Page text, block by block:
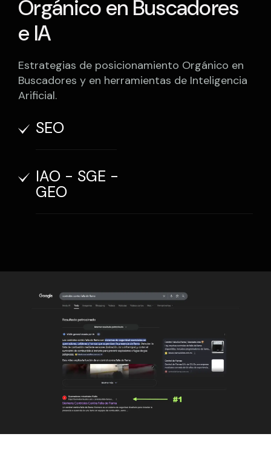
Orgánico en Buscadores
e IA
Estrategias de posicionamiento Orgánico en
Buscadores y en herramientas de Inteligencia
Arificial.
SEO
IAO - SGE -
GEO